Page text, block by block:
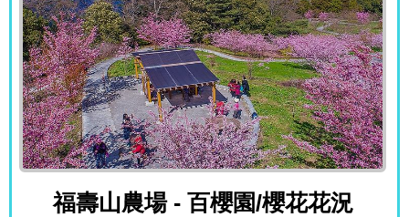
福壽山農場 - 百櫻園/櫻花花況
福壽山農場 - 百櫻園/櫻花花況